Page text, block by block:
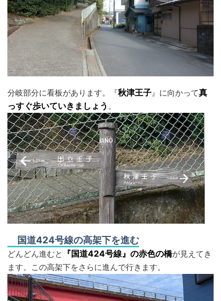
分岐部分に看板があります。『秋津王子』に向かって真
っすぐ歩いていきましょう 。
国道424号線の高架下を進む
どんどん進むと 『国道424号線』の赤色の橋が見えてき
ます。この高架下をさらに進んで行きます。